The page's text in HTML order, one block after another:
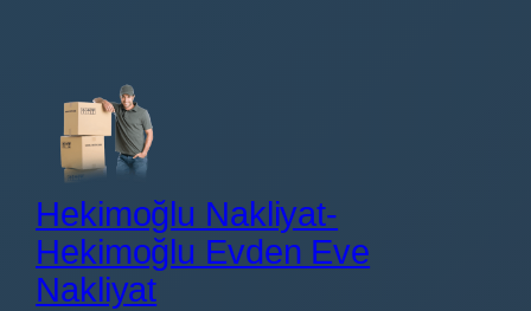
Hekimoğlu Nakliyat-
Hekimoğlu Evden Eve
Nakliyat